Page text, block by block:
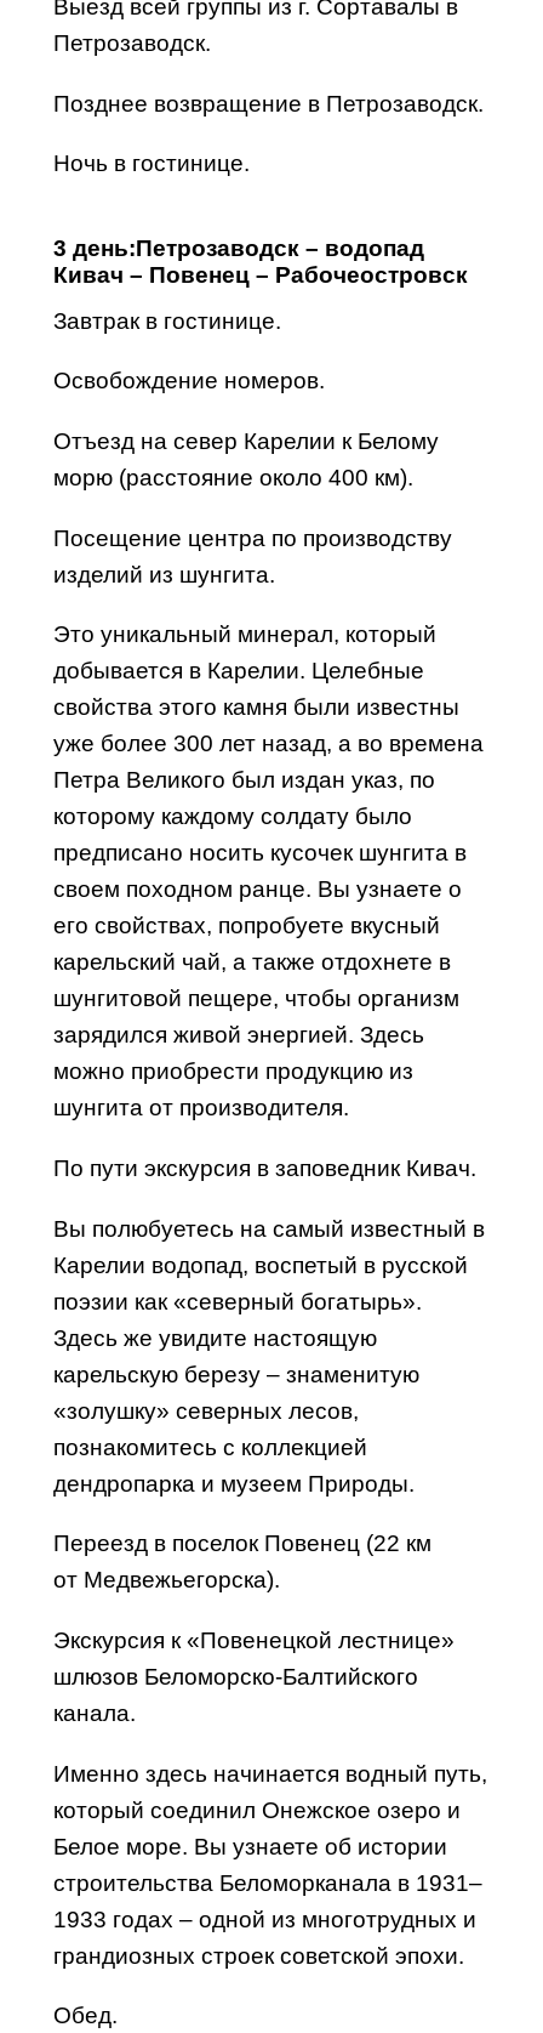
Выезд всей группы из г. Сортавалы в
Петрозаводск.
Позднее возвращение в Петрозаводск.
Ночь в гостинице.
3 день:Петрозаводск – водопад
Кивач – Повенец – Рабочеостровск
Завтрак в гостинице.
Освобождение номеров.
Отъезд на север Карелии к Белому
морю (расстояние около 400 км).
Посещение центра по производству
изделий из шунгита.
Это уникальный минерал, который
добывается в Карелии. Целебные
свойства этого камня были известны
уже более 300 лет назад, а во времена
Петра Великого был издан указ, по
которому каждому солдату было
предписано носить кусочек шунгита в
своем походном ранце. Вы узнаете о
его свойствах, попробуете вкусный
карельский чай, а также отдохнете в
шунгитовой пещере, чтобы организм
зарядился живой энергией. Здесь
можно приобрести продукцию из
шунгита от производителя.
По пути экскурсия в заповедник Кивач.
Вы полюбуетесь на самый известный в
Карелии водопад, воспетый в русской
поэзии как «северный богатырь».
Здесь же увидите настоящую
карельскую березу – знаменитую
«золушку» северных лесов,
познакомитесь с коллекцией
дендропарка и музеем Природы.
Переезд в поселок Повенец (22 км
от Медвежьегорска).
Экскурсия к «Повенецкой лестнице»
шлюзов Беломорско-Балтийского
канала.
Именно здесь начинается водный путь,
который соединил Онежское озеро и
Белое море. Вы узнаете об истории
строительства Беломорканала в 1931–
1933 годах – одной из многотрудных и
грандиозных строек советской эпохи.
Обед.